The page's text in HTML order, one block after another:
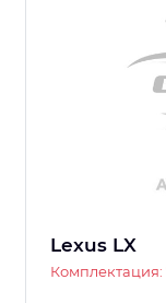
Lexus LX